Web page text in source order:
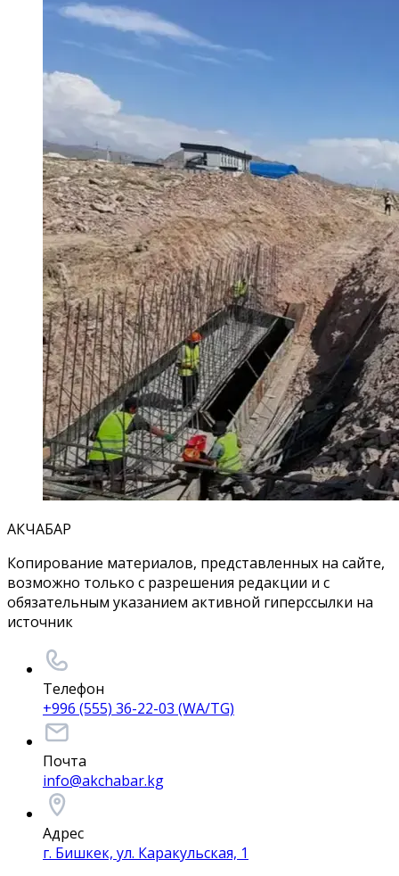
АКЧАБАР
Копирование материалов, представленных на сайте,
возможно только с разрешения редакции и с
обязательным указанием активной гиперссылки на
источник
Телефон
+996 (555) 36-22-03 (WA/TG)
Почта
info@akchabar.kg
Адрес
г. Бишкек, ул. Каракульская, 1